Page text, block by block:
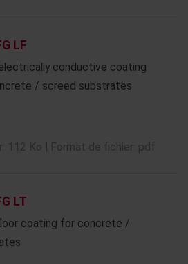
LF
conductive coating
/ screed substrates
LT
coating for concrete /